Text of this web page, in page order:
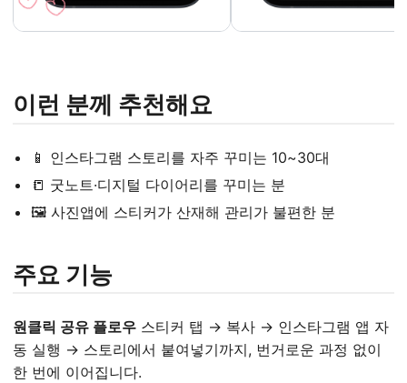
이런 분께 추천해요
📱 인스타그램 스토리를 자주 꾸미는 10~30대
📒 굿노트·디지털 다이어리를 꾸미는 분
🖼️ 사진앱에 스티커가 산재해 관리가 불편한 분
주요 기능
원클릭 공유 플로우 스티커 탭 → 복사 → 인스타그램 앱 자
동 실행 → 스토리에서 붙여넣기까지, 번거로운 과정 없이
한 번에 이어집니다.